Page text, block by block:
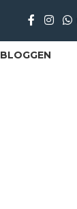
BLOGGEN